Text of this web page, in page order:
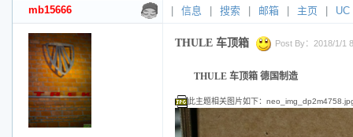
投票帖
交易帖
小字报
mb15666
信息 搜索 邮箱 主页 UC
THULE 车顶箱 Post By：2018/1/1
THULE 车顶箱 德国制造
此主题相关图片如下：